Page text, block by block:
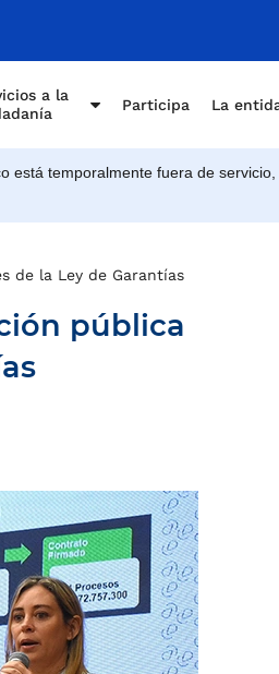
a la
Participa La
está temporalmente fuera de
de la Ley de Garantías
pública